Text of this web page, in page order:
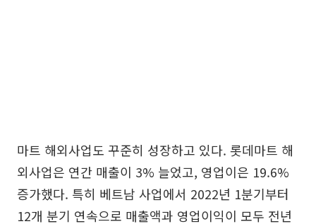
마트 해외사업도 꾸준히 성장하고 있다. 롯데마트 해
외사업은 연간 매출이 3% 늘었고, 영업이은 19.6%
증가했다. 특히 베트남 사업에서 2022년 1분기부터
12개 분기 연속으로 매출액과 영업이익이 모두 전년